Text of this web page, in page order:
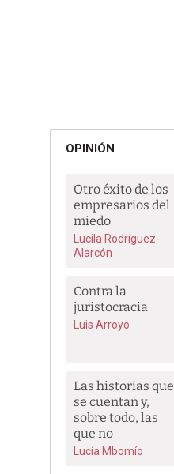
OPINIÓN
Otro éxito de los
empresarios del
miedo
Lucila Rodríguez-
Alarcón
Contra la
juristocracia
Luis Arroyo
Las historias que
se cuentan y,
sobre todo, las
que no
Lucía Mbomío